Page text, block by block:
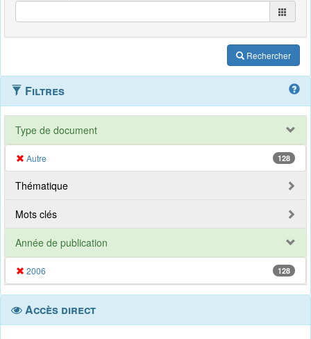
Rechercher
Filtres
Type de document
Autre 128
Thématique
Mots clés
Année de publication
2006 128
Accès direct